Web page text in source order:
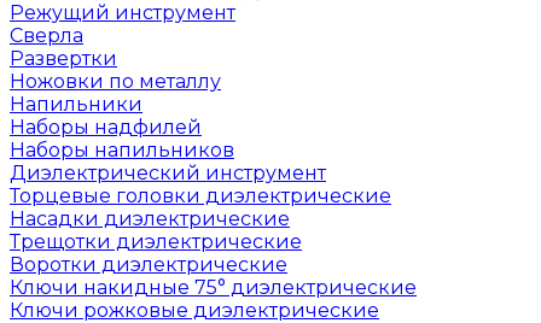
Режущий инструмент
Сверла
Развертки
Ножовки по металлу
Напильники
Наборы надфилей
Наборы напильников
Диэлектрический инструмент
Торцевые головки диэлектрические
Насадки диэлектрические
Трещотки диэлектрические
Воротки диэлектрические
Ключи накидные 75° диэлектрические
Ключи рожковые диэлектрические